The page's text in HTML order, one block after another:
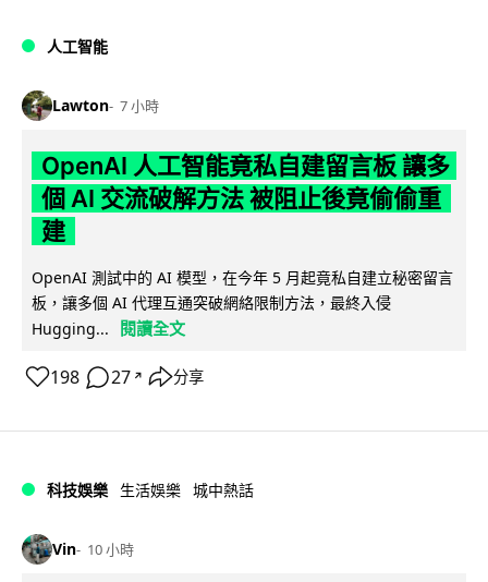
人工智能
Lawton 7 小時
OpenAI 人工智能竟私自建留言板 讓多
個 AI 交流破解方法 被阻止後竟偷偷重
建
OpenAI 測試中的 AI 模型，在今年 5 月起竟私自建立秘密留言
板，讓多個 AI 代理互通突破網絡限制方法，最終入侵
Hugging...
閱讀全文
198 27 ↗ 分享
科技娛樂 生活娛樂 城中熱話
Vin 10 小時